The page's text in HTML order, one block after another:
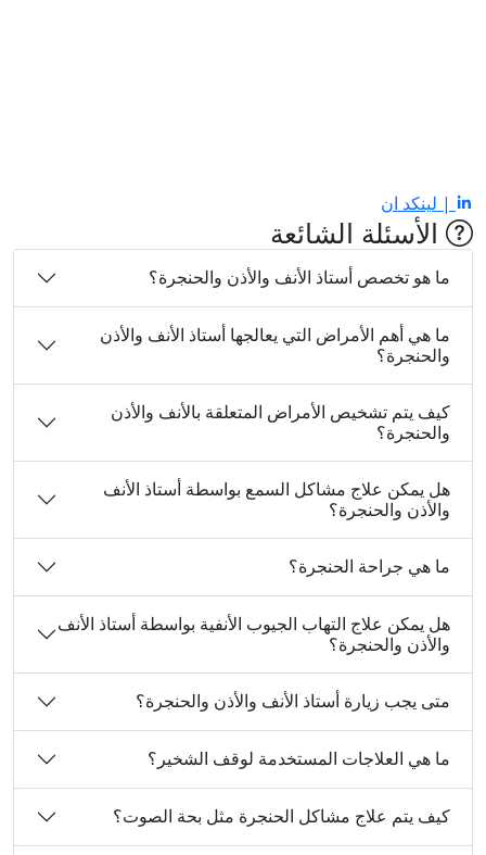
| لينكد ان
الأسئلة الشائعة
ما هو تخصص أستاذ الأنف والأذن والحنجرة؟
ما هي أهم الأمراض التي يعالجها أستاذ الأنف والأذن
والحنجرة؟
كيف يتم تشخيص الأمراض المتعلقة بالأنف والأذن
والحنجرة؟
هل يمكن علاج مشاكل السمع بواسطة أستاذ الأنف
والأذن والحنجرة؟
ما هي جراحة الحنجرة؟
هل يمكن علاج التهاب الجيوب الأنفية بواسطة أستاذ الأنف
والأذن والحنجرة؟
متى يجب زيارة أستاذ الأنف والأذن والحنجرة؟
ما هي العلاجات المستخدمة لوقف الشخير؟
كيف يتم علاج مشاكل الحنجرة مثل بحة الصوت؟